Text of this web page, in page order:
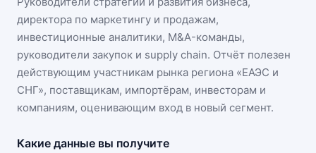
директора по маркетингу и продажам,
инвестиционные аналитики, M&A-команды,
руководители закупок и supply chain. Отчёт полезен
действующим участникам рынка региона «ЕАЭС и
СНГ», поставщикам, импортёрам, инвесторам и
компаниям, оценивающим вход в новый сегмент.
Какие данные вы получите